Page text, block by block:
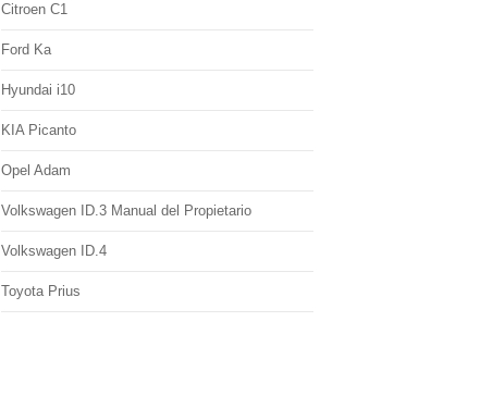
Citroen C1
Ford Ka
Hyundai i10
KIA Picanto
Opel Adam
Volkswagen ID.3 Manual del Propietario
Volkswagen ID.4
Toyota Prius